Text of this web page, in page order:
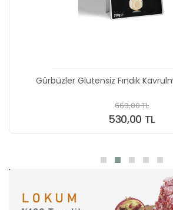
Gürbüzler Glutensiz Fındık
663,00 TL
530,00 TL